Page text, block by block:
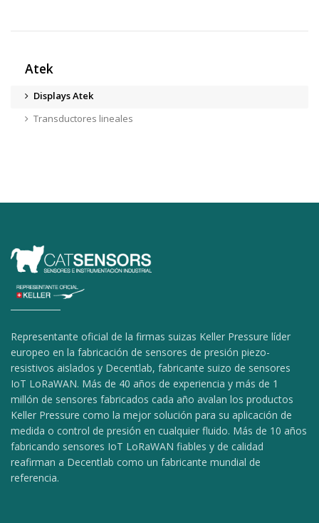
Atek
Displays Atek
Transductores lineales
Representante oficial de la firmas suizas Keller Pressure líder
europeo en la fabricación de sensores de presión piezo-
resistivos aislados y Decentlab, fabricante suizo de sensores
IoT LoRaWAN. Más de 40 años de experiencia y más de 1
millón de sensores fabricados cada año avalan los productos
Keller Pressure como la mejor solución para su aplicación de
medida o control de presión en cualquier fluido. Más de 10 años
fabricando sensores IoT LoRaWAN fiables y de calidad
reafirman a Decentlab como un fabricante mundial de
referencia.